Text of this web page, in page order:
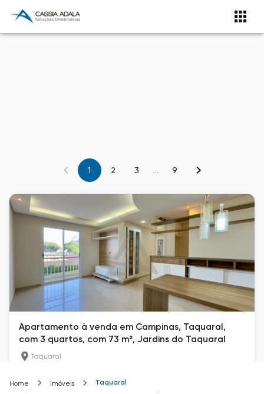
Home Imóveis Taquaral
1 2 3 ... 9
Apartamento à venda em Campinas, Taquaral,
com 3 quartos, com 73 m², Jardins do Taquaral
Taquaral